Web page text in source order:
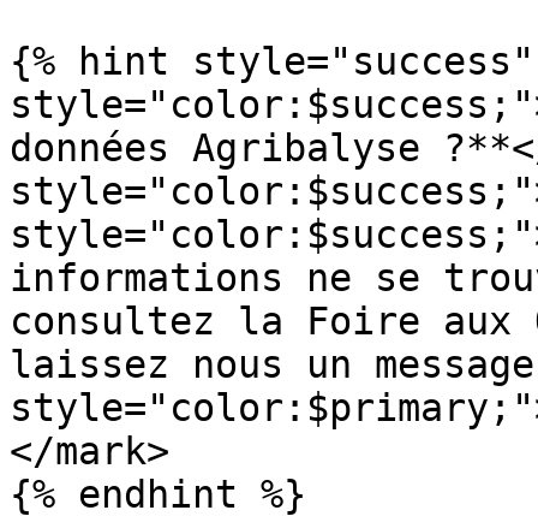
{% hint style="success"
données Agribalyse
informations ne se
consultez la Foire aux
laissez nous un
</mark>
{% endhint %}